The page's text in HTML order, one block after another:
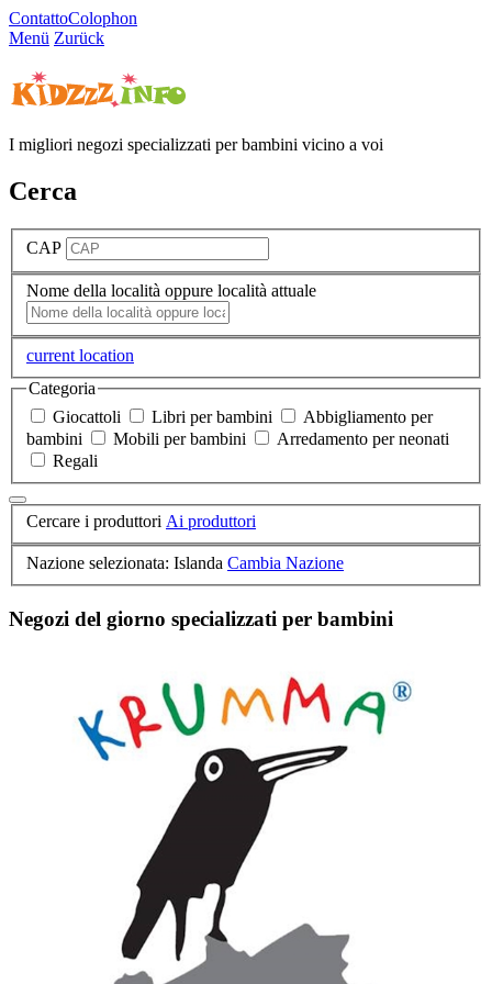
ContattoColophon
Menü Zurück
I migliori negozi specializzati per bambini vicino a voi
Cerca
CAP
Nome della località oppure località attuale
current location
Categoria
Giocattoli
Libri per bambini
Abbigliamento per
bambini
Mobili per bambini
Arredamento per neonati
Regali
Cercare i produttori Ai produttori
Nazione selezionata: Islanda Cambia Nazione
Negozi del giorno specializzati per bambini